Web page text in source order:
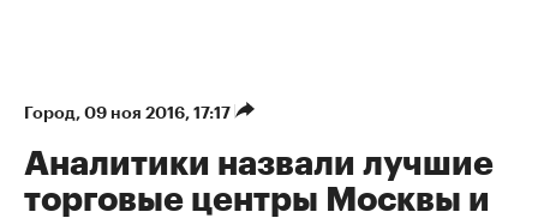
Город⁠, 09 ноя 2016, 17:17
Аналитики назвали лучшие
торговые центры Москвы и